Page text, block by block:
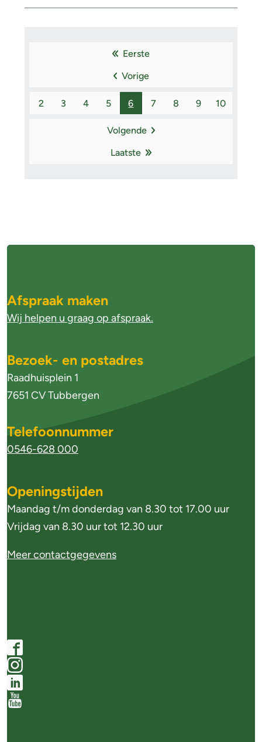
Eerste
pagina
Eerste
Vorige
pagina
Vorige
Pagina
2
Pagina
3
Pagina
4
Pagina
5
Pagina
6
Pagina
7
Pagina
8
Pagina
9
Pagina
10
Volgende
pagina
Volgende
Laatste
g
e
e
n
e
n
f
r
m
t
Afspraak maken
Wij helpen u graag op afspraak.
Bezoek- en postadres
Raadhuisplein 1
7651 CV Tubbergen
Telefoonnummer
0546-628 000
Openingstijden
Maandag t/m donderdag van 8.30 tot 17.00 uur
Vrijdag van 8.30 uur tot 12.30 uur
Meer contactgegevens
S
o
c
i
a
c
e
I
n
s
L
iY